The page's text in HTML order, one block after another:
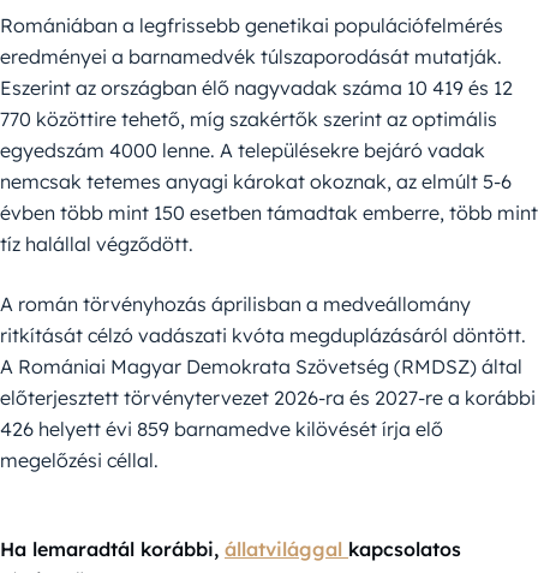
Romániában a legfrissebb genetikai populációfelmérés
eredményei a barnamedvék túlszaporodását mutatják.
Eszerint az országban élő nagyvadak száma 10 419 és 12
770 közöttire tehető, míg szakértők szerint az optimális
egyedszám 4000 lenne. A településekre bejáró vadak
nemcsak tetemes anyagi károkat okoznak, az elmúlt 5-6
évben több mint 150 esetben támadtak emberre, több mint
tíz halállal végződött.
A román törvényhozás áprilisban a medveállomány
ritkítását célzó vadászati kvóta megduplázásáról döntött.
A Romániai Magyar Demokrata Szövetség (RMDSZ) által
előterjesztett törvénytervezet 2026-ra és 2027-re a korábbi
426 helyett évi 859 barnamedve kilövését írja elő
megelőzési céllal.
Ha lemaradtál korábbi, állatvilággal kapcsolatos